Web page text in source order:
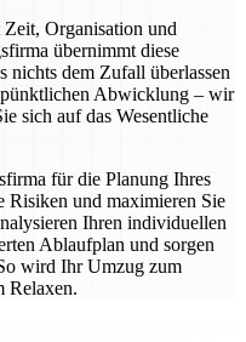
Organisation und
übernimmt diese
nichts dem Zufall überlassen
Abwicklung – wir
sich auf das Wesentliche
für die Planung Ihres
Risiken und maximieren Sie
Ihren individuellen
Ablaufplan und sorgen
wird Ihr Umzug zum
Relaxen.